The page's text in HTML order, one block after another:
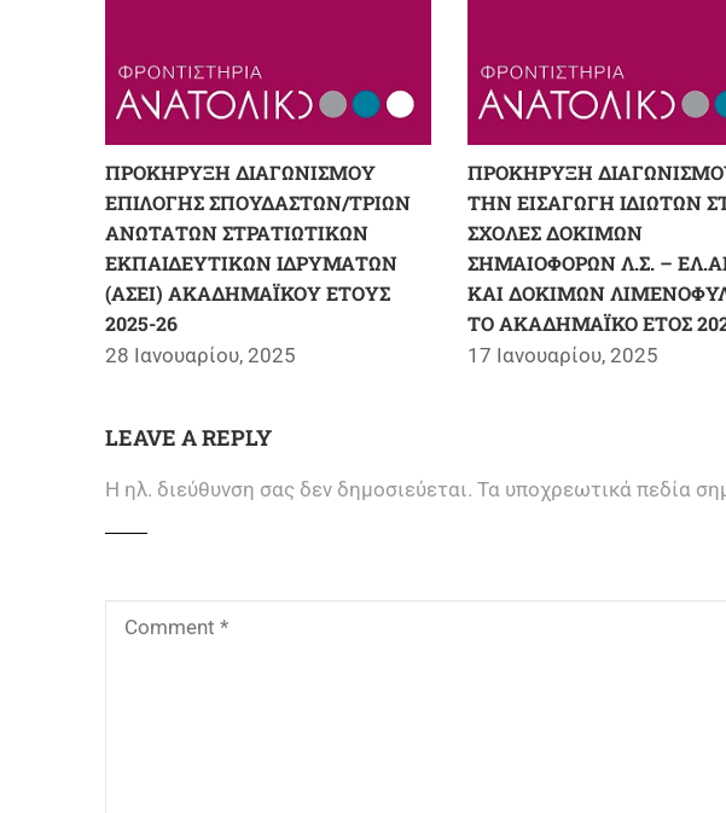
ΠΡΟΚΗΡΥΞΗ ΔΙΑΓΩΝΙΣΜΟΥ
ΕΠΙΛΟΓΗΣ ΣΠΟΥΔΑΣΤΩΝ/ΤΡΙΩΝ
ΑΝΩΤΑΤΩΝ ΣΤΡΑΤΙΩΤΙΚΩΝ
ΕΚΠΑΙΔΕΥΤΙΚΩΝ ΙΔΡΥΜΑΤΩΝ
(ΑΣΕΙ) ΑΚΑΔΗΜΑΪΚΟΥ ΕΤΟΥΣ
2025-26
28 Ιανουαρίου, 2025
ΠΡΟΚΗΡΥΞΗ
ΤΗΝ ΕΙΣΑΓΩΓΗ ΙΔΙΩΤΩΝ
ΣΧΟΛΕΣ ΔΟΚΙΜΩΝ
ΣΗΜΑΙΟΦΟΡΩΝ Λ.Σ. –
ΚΑΙ ΔΟΚΙΜΩΝ
ΤΟ ΑΚΑΔΗΜΑΪΚΟ ΕΤΟΣ
17 Ιανουαρίου, 2025
LEAVE A REPLY
Η ηλ. διεύθυνση σας δεν δημοσιεύεται. Τα υποχρεωτικά πεδία